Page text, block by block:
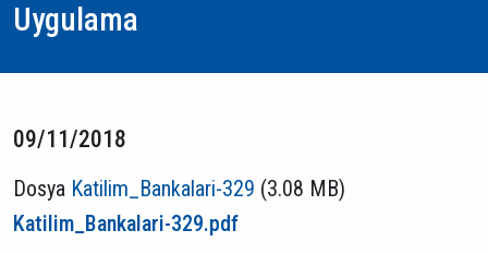
Uygulama
09/11/2018
Dosya Katilim_Bankalari-329 (3.08 MB)
Katilim_Bankalari-329.pdf